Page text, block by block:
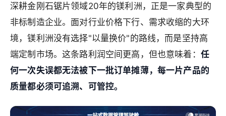
深耕金刚石锯片领域20年的镁利洲，正是一家典型的
非标制造企业。面对行业价格下行、需求收缩的大环
境，镁利洲没有选择"以量换价"的路线，而是坚持高
端定制市场。这条路利润空间更高，但也意味着： 任
何一次失误都无法被下一批订单摊薄，每一片产品的
质量都必须可追溯、可管控。